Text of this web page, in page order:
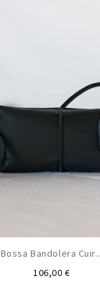
Bossa Bandolera
106,00 €Preu